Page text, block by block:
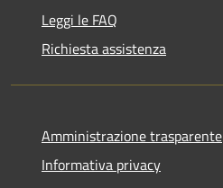
Leggi le FAQ
Richiesta assistenza
Amministrazione trasparente
Informativa privacy